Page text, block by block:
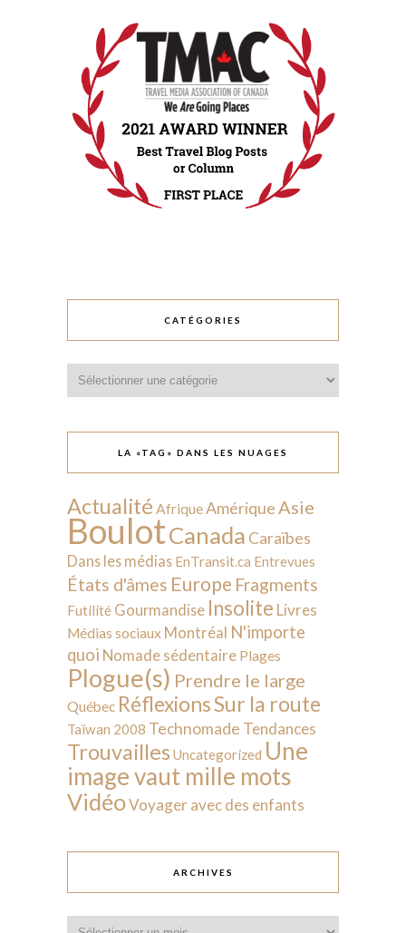
CATÉGORIES
LA «TAG» DANS LES NUAGES
Actualité AfriqueAmériqueAsie
BoulotCanada Caraïbes
Dans les médias EnTransit.ca Entrevues
États d'âmes Europe Fragments
Futilité Gourmandise Insolite Livres
Médias sociaux Montréal N'importe
quoi Nomade sédentaire Plages
Plogue(s) Prendre le large
Québec RéflexionsSur la route
Taïwan 2008 Technomade Tendances
Trouvailles Uncategorized Une
image vaut mille mots
VidéoVoyager avec des enfants
ARCHIVES